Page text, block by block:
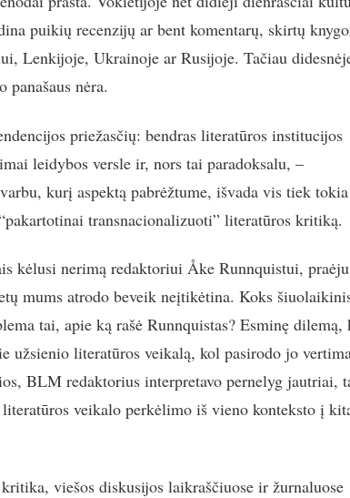
puikių recenzijų ar bent komentarų, skirtų
Lenkijoje, Ukrainoje ar Rusijoje. Tačiau
panašaus nėra.
priežasčių: bendras literatūros institucijos
leidybos versle ir, nors tai paradoksalu, –
kurį aspektą pabrėžtume, išvada vis tiek
transnacionalizuoti” literatūros kritiką.
kėlusi nerimą redaktoriui Åke Runnquistui,
mums atrodo beveik neįtikėtina. Koks
tai, apie ką rašė Runnquistas? Esminę dilemą,
užsienio literatūros veikalą, kol pasirodo jo
BLM redaktorius interpretavo pernelyg jautriai,
veikalo perkėlimo iš vieno konteksto į
viešos diskusijos laikraščiuose ir žurnaluose